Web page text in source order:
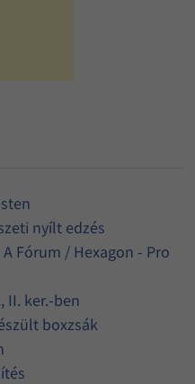
nyílt edzés
Fórum / Hexagon - Pro
II. ker.-ben
boxzsák